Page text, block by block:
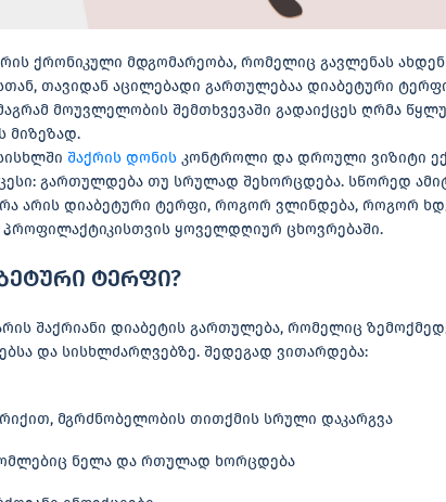
ქრონიკული მდგომარეობა, რომელიც გავლენას
თავიდან აცილებადი გართულებაა დიაბეტური
მოუვლელობის შემთხვევაში გადაიქცეს ღრმა
მიზეზად.
შაქრის დონის კონტროლი და დროული ვიზიტი
გართულდება თუ სრულად შეხორცდება. სწორედ
რა არის დიაბეტური ტერფი, როგორ ვლინდება, როგორ
პროფილაქტიკისთვის ყოველდღიურ ცხოვრებაში.
ტერფი?
შაქრიანი დიაბეტის გართულება, რომელიც
და სისხლძარღვებზე. შედეგად ვითარდება:
მგრძნობელობის თითქმის სრული დაკარგვა
ნელა და რთულად ხორცდება